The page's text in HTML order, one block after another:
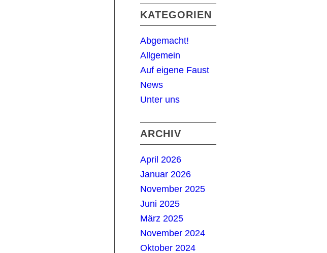
KATEGORIEN
Abgemacht!
Allgemein
Auf eigene Faust
News
Unter uns
ARCHIV
April 2026
Januar 2026
November 2025
Juni 2025
März 2025
November 2024
Oktober 2024